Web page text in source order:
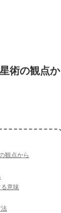
術の観点か
観点から
意味
法